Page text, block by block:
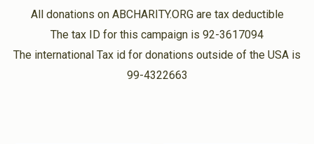
בערל ניימאןחיים ניימאן
1 year ago $50.00
יוסף ניימאן
All donations on ABCHARITY.ORG are tax deductible
The tax ID for this campaign is 92-3617094
The international Tax id for donations outside of the USA is
99-4322663